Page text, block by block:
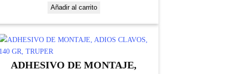
Añadir al carrito
ADHESIVO DE MONTAJE,